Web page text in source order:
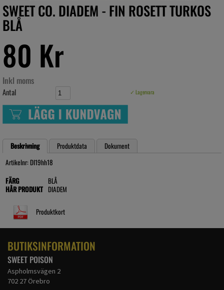
SWEET CO. DIADEM - FIN ROSETT TURKOS
BLÅ
80 Kr
Inkl moms
Antal ✓ Lagervara
Beskrivning Produktdata
Dokument
Artikelnr: DI19hh18
FÄRG
BLÅ
HÅR PRODUKT DIADEM
Produktkort
BUTIKSINFORMATION
SWEET POISON
Aspholmsvägen 2
702 27 Örebro